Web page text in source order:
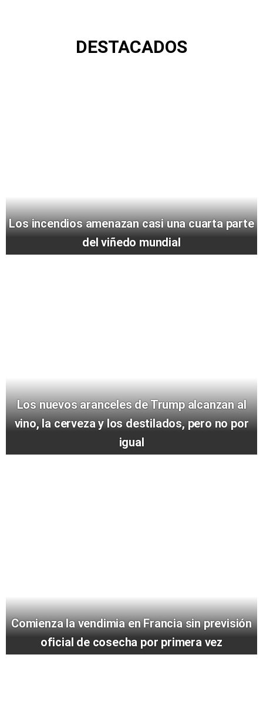
DESTACADOS
Los incendios amenazan casi una cuarta parte
del viñedo mundial
Los nuevos aranceles de Trump alcanzan al
vino, la cerveza y los destilados, pero no por
igual
Comienza la vendimia en Francia sin previsión
oficial de cosecha por primera vez